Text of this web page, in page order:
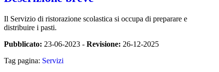
Il Servizio di ristorazione scolastica si occupa di preparare e
distribuire i pasti.
Pubblicato: 23-06-2023 - Revisione: 26-12-2025
Tag pagina: Servizi